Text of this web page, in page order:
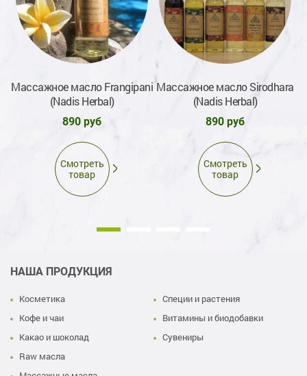
Массажное масло Frangipani
(Nadis Herbal)
890 руб
Смотреть
товар
Массажное масло Sirodhara
(Nadis Herbal)
890 руб
Смотреть
товар
НАША ПРОДУКЦИЯ
Косметика
Кофе и чаи
Какао и шоколад
Raw масла
Специи и растения
Витамины и биодобавки
Сувениры